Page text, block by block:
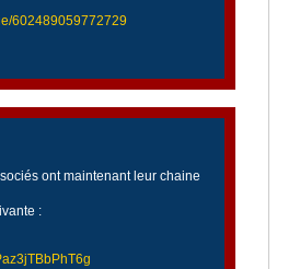
602489059772729
ont maintenant leur chaine
: